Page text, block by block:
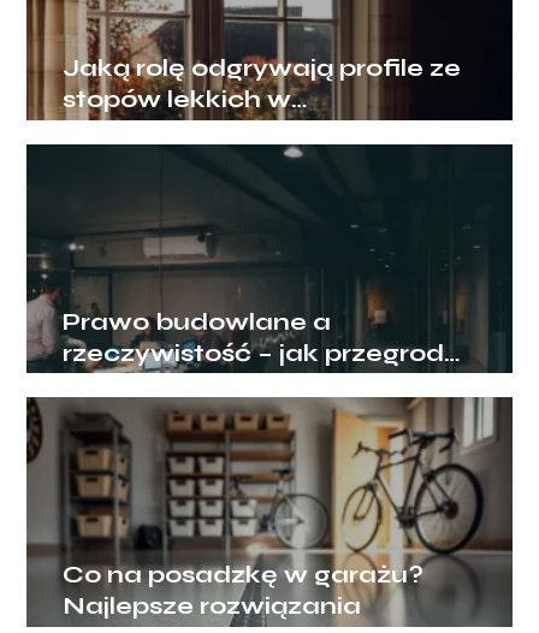
Jaką rolę odgrywają profile ze
stopów lekkich w
nowoczesnym budownictwie?
Prawo budowlane a
rzeczywistość – jak przegrody
Co na posadzkę w garażu?
Najlepsze rozwiązania